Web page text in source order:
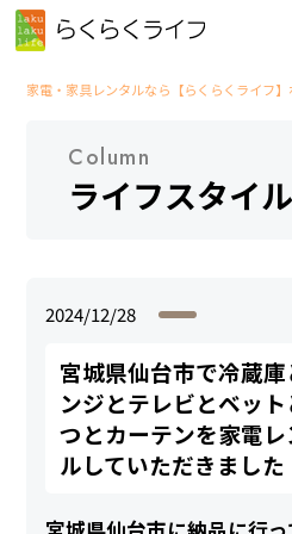
家電・家具レンタルなら【らくらくライフ】
Column
ライフスタイ
2024/12/28
宮城県仙台市で冷蔵
ンジとテレビとベッ
つとカーテンを家電
ルしていただきました